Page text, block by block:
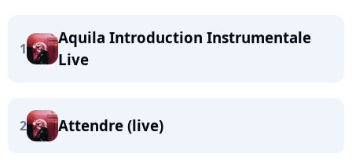
1
Aquila Introduction Instrumentale
Live
2 Attendre (live)